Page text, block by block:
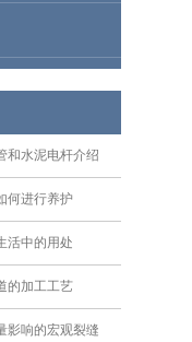
和水泥电杆介绍
何进行养护
活中的用处
的加工工艺
影响的宏观裂缝